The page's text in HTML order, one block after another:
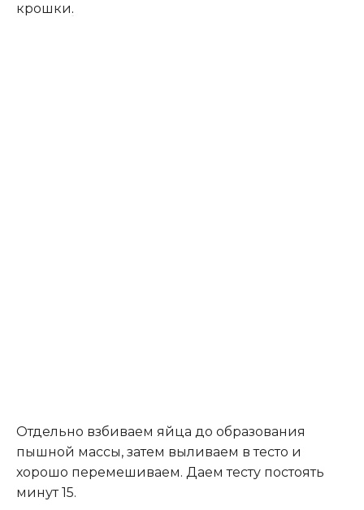
крошки.
Отдельно взбиваем яйца до образования
пышной массы, затем выливаем в тесто и
хорошо перемешиваем. Даем тесту постоять
минут 15.